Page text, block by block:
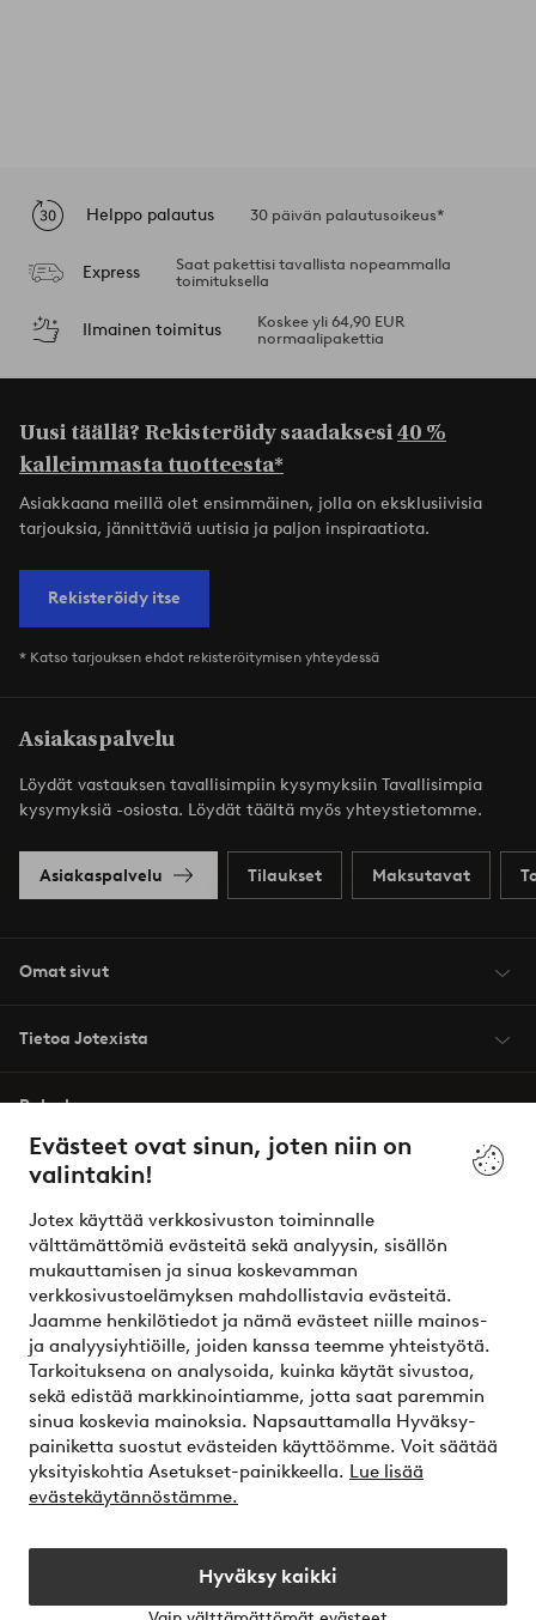
Evästeet ovat sinun, joten niin on
valintakin!
Jotex käyttää verkkosivuston toiminnalle
välttämättömiä evästeitä sekä analyysin, sisällön
mukauttamisen ja sinua koskevamman
verkkosivustoelämyksen mahdollistavia evästeitä.
Jaamme henkilötiedot ja nämä evästeet niille mainos-
ja analyysiyhtiöille, joiden kanssa teemme yhteistyötä.
Tarkoituksena on analysoida, kuinka käytät sivustoa,
sekä edistää markkinointiamme, jotta saat paremmin
sinua koskevia mainoksia. Napsauttamalla Hyväksy-
painiketta suostut evästeiden käyttöömme. Voit säätää
yksityiskohtia Asetukset-painikkeella. Lue lisää
evästekäytännöstämme.
Hyväksy kaikki
Helppo palautus 30 päivän palautusoikeus*
Express
Saat pakettisi tavallista nopeammalla
toimituksella
Ilmainen toimitus
Koskee yli 64,90 EUR
normaalipakettia
Uusi täällä? Rekisteröidy saadaksesi40 %
kalleimmasta tuotteesta*
Asiakkaana meillä olet ensimmäinen, jolla on eksklusiivisia
tarjouksia, jännittäviä uutisia ja paljon inspiraatiota.
Rekisteröidy itse
* Katso tarjouksen ehdot rekisteröitymisen yhteydessä
Asiakaspalvelu
Löydät vastauksen tavallisimpiin kysymyksiin Tavallisimpia
kysymyksiä -osiosta. Löydät täältä myös yhteystietomme.
Asiakaspalvelu Tilaukset Maksutavat
Omat sivut
Tietoa Jotexista
Palvelumme
Ehdot
Ystävät
Turvalliset maksut – maksa nyt tai erissä
Haluatko tietää lisää maksuvaihtoehdoistamme?
elpy